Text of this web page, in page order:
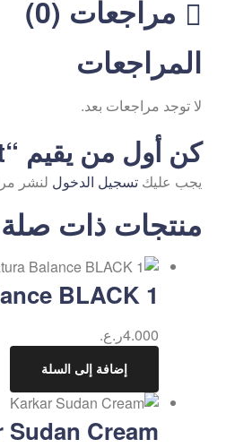
مراجعات (0)
المراجعات
لا توجد مراجعات بعد.
كن أول من يقيم “Ouchi Hair mashat”
يجب عليك تسجيل الدخول لنشر
منتجات ذات صلة
BLACK 1
4.000ر.ع.
إضافة إلى السلة
Sudan Cream